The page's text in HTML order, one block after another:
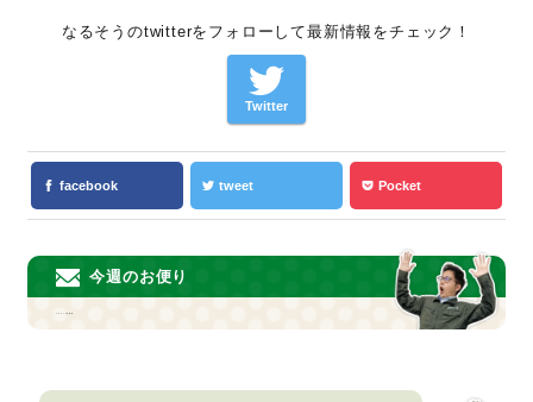
なるそうのtwitterをフォローして最新情報をチェック！
Twitter
facebook tweet Pocket
今週のお便り